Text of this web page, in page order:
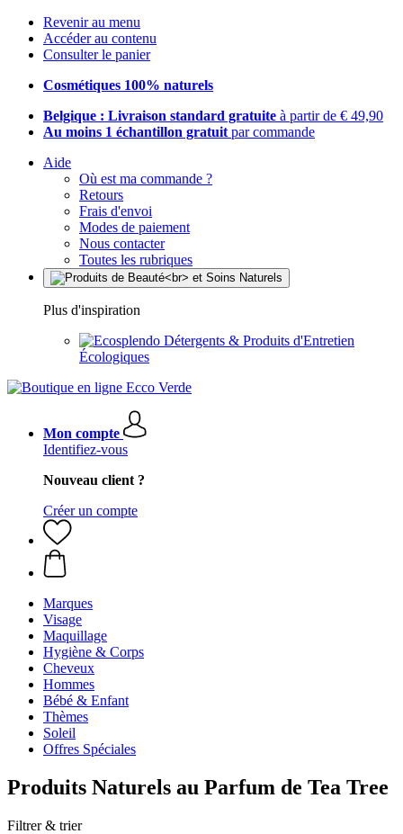
Revenir au menu
Accéder au contenu
Consulter le panier
Cosmétiques 100% naturels
Belgique : Livraison standard gratuite à partir de € 49,90
Au moins 1 échantillon gratuit par commande
Aide
Où est ma commande ?
Retours
Frais d'envoi
Modes de paiement
Nous contacter
Toutes les rubriques
Plus d'inspiration
Détergents & Produits d'Entretien
Écologiques
Mon compte
Identifiez-vous
Nouveau client ?
Créer un compte
Marques
Visage
Maquillage
Hygiène & Corps
Cheveux
Hommes
Bébé & Enfant
Thèmes
Soleil
Offres Spéciales
Produits Naturels au Parfum de Tea Tree
Filtrer & trier